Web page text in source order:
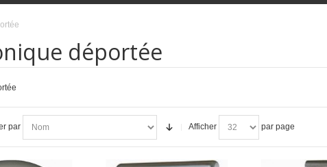
déportée
par Afficher par page